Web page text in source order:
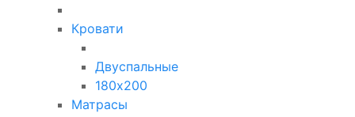
Кровати
Двуспальные
180х200
Матрасы